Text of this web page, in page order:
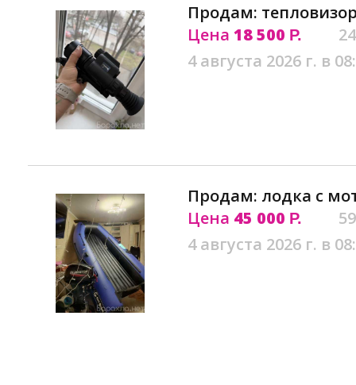
Продам:
Цена 18 500 Р.
4 августа 2026 г. в
Продам: лодка с
Цена 45 000 Р.
4 августа 2026 г. в